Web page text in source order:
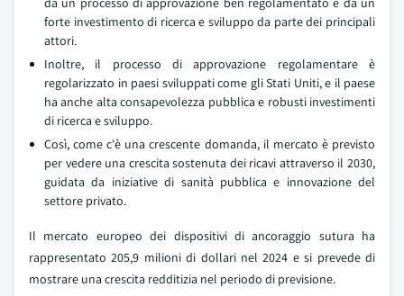
forte investimento di ricerca e sviluppo da parte dei principali
attori.
Inoltre, il processo di approvazione regolamentare è
regolarizzato in paesi sviluppati come gli Stati Uniti, e il paese
ha anche alta consapevolezza pubblica e robusti investimenti
di ricerca e sviluppo.
Così, come c'è una crescente domanda, il mercato è previsto
per vedere una crescita sostenuta dei ricavi attraverso il 2030,
guidata da iniziative di sanità pubblica e innovazione del
settore privato.
Il mercato europeo dei dispositivi di ancoraggio sutura ha
rappresentato 205,9 milioni di dollari nel 2024 e si prevede di
mostrare una crescita redditizia nel periodo di previsione.